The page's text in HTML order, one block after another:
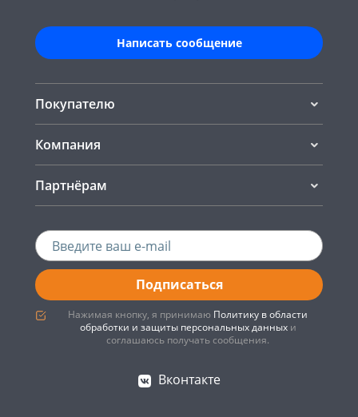
Написать сообщение
Покупателю
Компания
Партнёрам
Подписаться
Нажимая кнопку, я принимаю Политику в области
обработки и защиты персональных данныхи
соглашаюсь получать сообщения.
Вконтакте